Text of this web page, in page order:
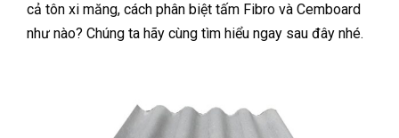
cả tôn xi măng, cách phân biệt tấm Fibro và Cemboard
như nào? Chúng ta hãy cùng tìm hiểu ngay sau đây nhé.